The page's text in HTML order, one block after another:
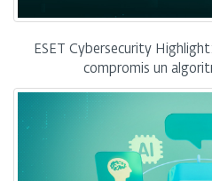
ESET Cybersecurity
compromis un